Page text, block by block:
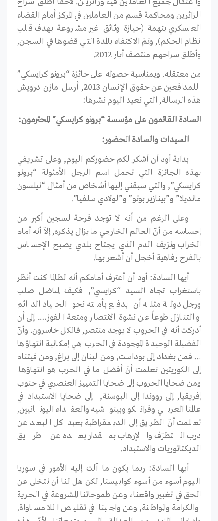
الزائرين ومحاكمة قسم من العاملين في المركز أمام القضاء
العسكري بتهمة (حيازة وثائق غير مشروعة بهدف قلب
نظام الحكم), وتمّ الاكتفاء بالمدة التي قضوها في السجن,
وأطلق سراحهم منتصف أيار 2012.
من معتقله, وبمناسبة حصوله على جائزة “برونو كرايسكي”
للمدافعين عن حقوق الإنسان 2013, أرسل مازن درويش
هذه الرسالة, التي نعيد اليوم نشرها:
السادة القائمون على مؤسسة “برونو كرايسكي” المحترمون:
السيدات والسادة الحضور:
بداية أود أن أشكر لكم حضوركم اليوم, وعلى تشريفي
بهذه الجائزة التي تحمل اسم الرجل الأمثولة “برونو
كرايسكي”, والتي سبقني إليها أشخاص من أمثال “نيلسون
مانديلا” و”بينازير بوتو” و”لولادي سلفيا”.
وعلى الرغم من أنه لا توجد فرحة لسجين أكبر من
إحساسه من أنّ العالم الخارجي ما يزال يذكره, إلاّ أنه أمام
الخراب ونزيف الدم الذي يجتاح بلدي يصبح الإحساس
بالفرح رفاهية أخجل أن أشعر بها.
أيها السادة: أود أن أعترف أمامكم أنه لطالما كنت أنظر
باستغراب تجاه السيد “كرايسي”, فكيف لمناضل صلب
ورجل دولة مثله أن يدفع بأمته نحو الحياد الدائم
والتنازل طوعاً عن نشوة الانتصار ومتعة الفوز…. إلى أن
أدركت أنه في الحروب لا يوجد منتصر, فالكل خاسرون. وأنّ
الفضيلة الوحيدة الموجودة في الحرب هي إمكانية انتهاؤها
… فمن بغداد إلى بوداست, ومن لبنان إلى براغ, ومن فيتنام
إلى الكوريتين تعلمت أنّ أفضل ما في الحرب هو انتهاؤها.
ومن ضحايا الحروب إلى ضحايا التمييز العنصري في جنوب
إفريقيا, إلى رووندا إلى البوسنة,
إلى ضحايا الاستبداد في
عالمنا العربي وفرانكو وبينوشيه والعقداء اليونانيين,
تعلمت أنّ الطريق إلى الديمقراطية بعيد كل البعد عن
درب التطرّف والإرهاب بمقدار بعده عن طريق
الديكتاتوريات والاستبداد.
أيها السادة: ربما يكون ما آلت إليه الأمور في سوريا
اليوم أسوء من أسوء كوابيسنا, لكن هل لنا أن نتخلى عن
الحق في تغيير واقعنا، وعن طموحاتنا المشروعة في الحرية
والكرامة والمواطنة, وعن واجبنا في تقليص اللا مساواة,